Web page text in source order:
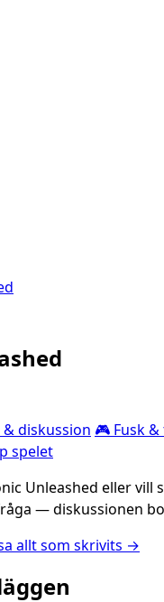
& diskussion 🎮 Fusk
spelet
Unleashed eller vill
— diskussionen
allt som skrivits →